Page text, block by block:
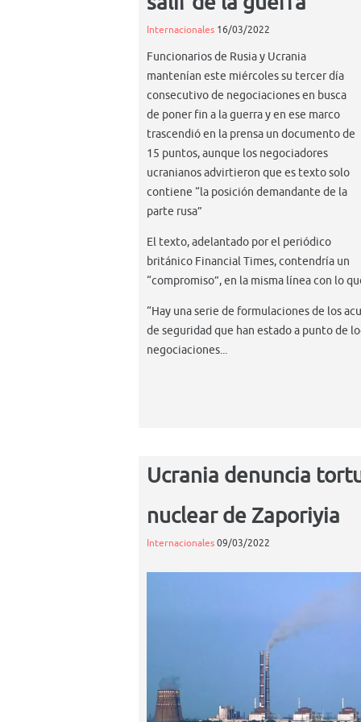
Internacionales 16/03/2022
Funcionarios de Rusia y Ucrania
mantenían este miércoles su tercer día
consecutivo de negociaciones en busca
de poner fin a la guerra y en ese marco
trascendió en la prensa un documento de
15 puntos, aunque los negociadores
ucranianos advirtieron que es texto solo
contiene “la posición demandante de la
parte rusa”
El texto, adelantado por el periódico
británico Financial Times, contendría un
“compromiso”, en la misma línea con lo
“Hay una serie de formulaciones de los
de seguridad que han estado a punto de
negociaciones...
Ucrania denuncia
nuclear de Zaporiyia
Internacionales09/03/2022